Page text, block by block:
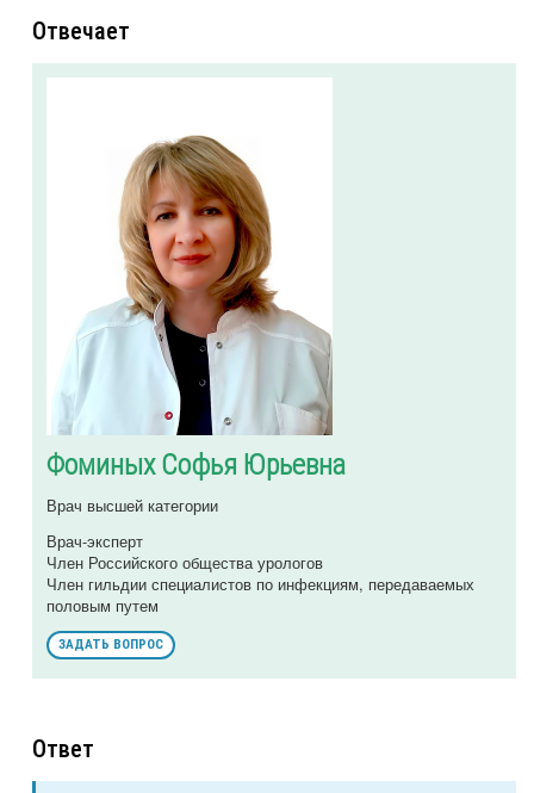
Отвечает
Фоминых Софья Юрьевна
Врач высшей категории
Врач-эксперт
Член Российского общества урологов
Член гильдии специалистов по инфекциям, передаваемых
половым путем
ЗАДАТЬ ВОПРОС
Ответ